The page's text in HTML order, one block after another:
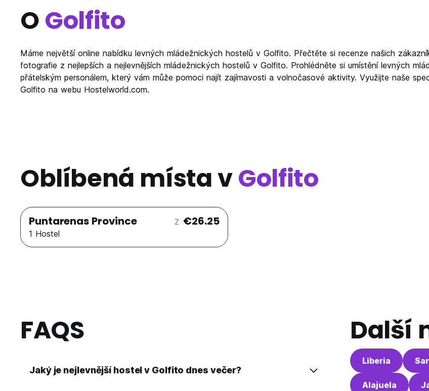
OGolfito
Máme největší online nabídku levných mládežnických hostelů v Golfito. Přečtěte si recenze našich
fotografie z nejlepších a nejlevnějších mládežnických hostelů v Golfito. Prohlédněte si umístění levných
přátelským personálem, který vám může pomoci najít zajímavosti a volnočasové aktivity. Využijte naše
Golfito na webu Hostelworld.com.
Oblíbená místa vGolfito
Puntarenas Province Z €26.25
1 Hostel
FAQS
Jaký je nejlevnější hostel v Golfito dnes večer?
Další
Liberia
Alajuela